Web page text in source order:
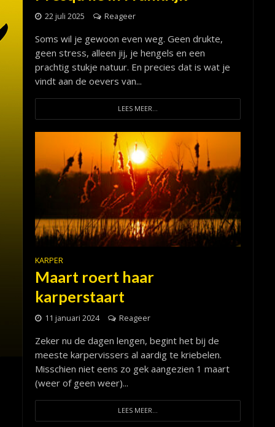
22 juli 2025 Reageer
Soms wil je gewoon even weg. Geen drukte,
geen stress, alleen jij, je hengels en een
prachtig stukje natuur. En precies dat is wat je
vindt aan de oevers van...
LEES MEER...
KARPER
Maart roert haar
karperstaart
11 januari 2024 Reageer
Zeker nu de dagen lengen, begint het bij de
meeste karpervissers al aardig te kriebelen.
Misschien niet eens zo gek aangezien 1 maart
(weer of geen weer)...
LEES MEER...